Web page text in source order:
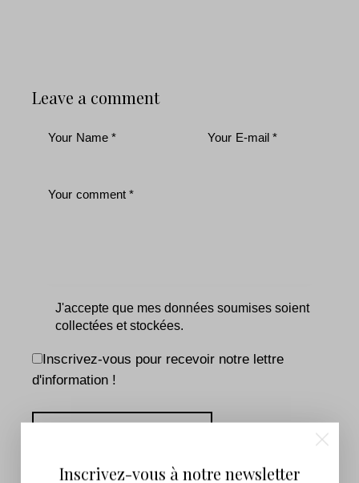
Leave a comment
J'accepte que mes données soumises soient
collectées et stockées.
Inscrivez-vous pour recevoir notre lettre
d'information !
Inscrivez-vous à notre newsletter